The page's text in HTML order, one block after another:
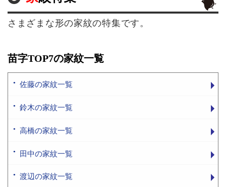
さまざまな形の家紋の特集です。
苗字TOP7の家紋一覧
佐藤の家紋一覧
鈴木の家紋一覧
高橋の家紋一覧
田中の家紋一覧
渡辺の家紋一覧